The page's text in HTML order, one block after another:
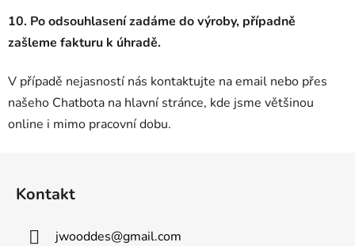
10. Po odsouhlasení zadáme do výroby, případně
zašleme fakturu k úhradě.
V případě nejasností nás kontaktujte na email nebo přes
našeho Chatbota na hlavní stránce, kde jsme většinou
online i mimo pracovní dobu.
Kontakt
jwooddes@gmail.com